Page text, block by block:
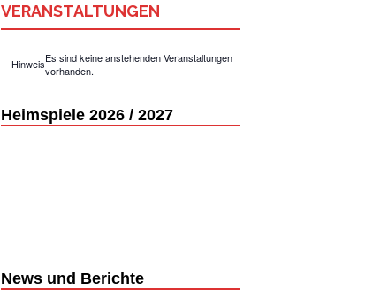
VERANSTALTUNGEN
HinweisEs sind keine anstehenden Veranstaltungen
vorhanden.
Heimspiele 2026 / 2027
News und Berichte